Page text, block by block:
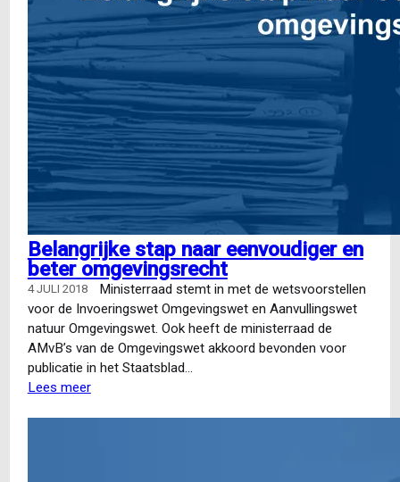
Belangrijke stap naar eenvoudiger en
beter omgevingsrecht
4 JULI 2018
Ministerraad stemt in met de wetsvoorstellen
voor de Invoeringswet Omgevingswet en Aanvullingswet
natuur Omgevingswet. Ook heeft de ministerraad de
AMvB’s van de Omgevingswet akkoord bevonden voor
publicatie in het Staatsblad…
Lees meerover